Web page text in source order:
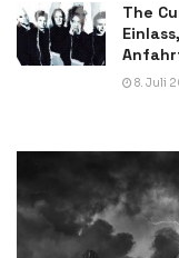
The
8. Juli